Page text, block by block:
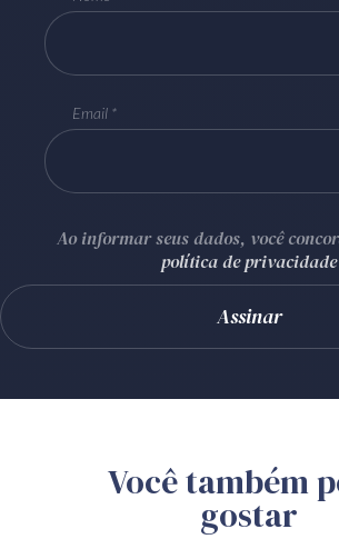
Email
Ao informar seus dados, você
política de privacidade
Você também
gostar